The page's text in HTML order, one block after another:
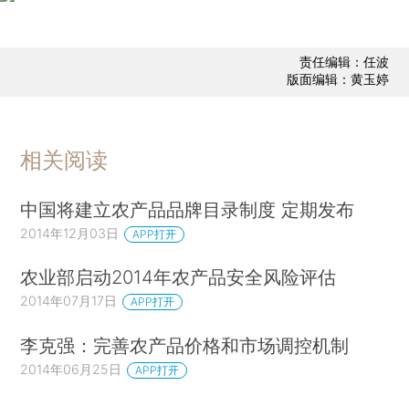
责任编辑：任波
版面编辑：黄玉婷
相关阅读
中国将建立农产品品牌目录制度 定期发布
2014年12月03日 APP打开
农业部启动2014年农产品安全风险评估
2014年07月17日 APP打开
李克强：完善农产品价格和市场调控机制
2014年06月25日 APP打开